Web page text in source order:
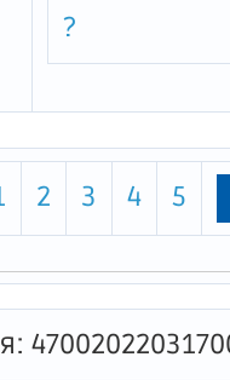
?
2 3 4 5